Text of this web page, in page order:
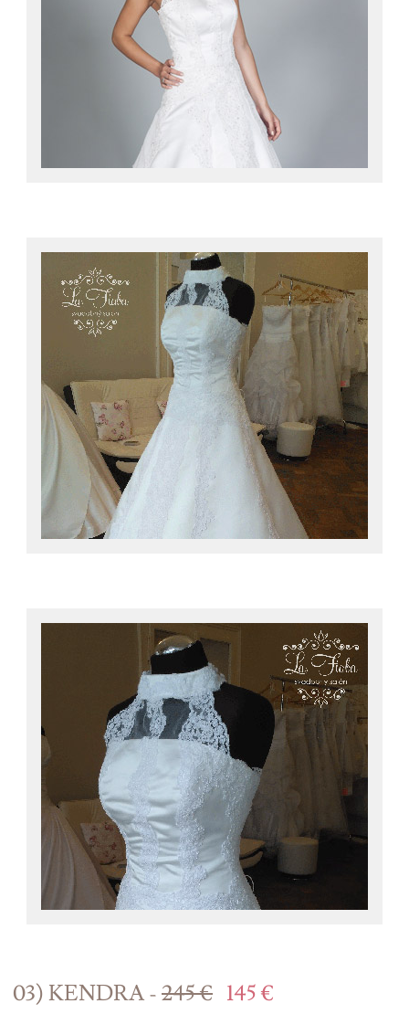
03) KENDRA -245 € 145 €